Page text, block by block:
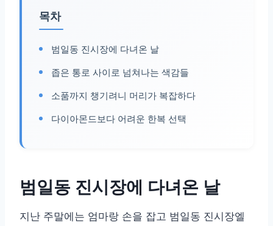
목차
범일동 진시장에 다녀온 날
좁은 통로 사이로 넘쳐나는 색감들
소품까지 챙기려니 머리가 복잡하다
다이아몬드보다 어려운 한복 선택
범일동 진시장에 다녀온 날
지난 주말에는 엄마랑 손을 잡고 범일동 진시장엘